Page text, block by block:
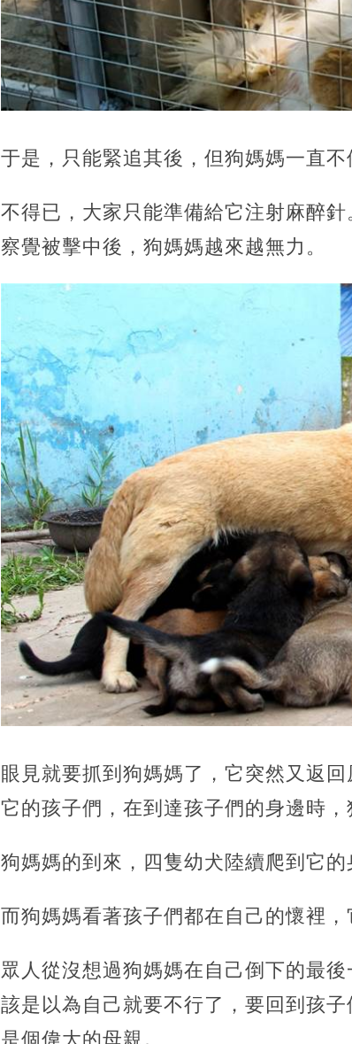
于是，只能緊追其後，但狗媽媽一直
不得已，大家只能準備給它注射麻醉
察覺被擊中後，狗媽媽越來越無力。
眼見就要抓到狗媽媽了，它突然又返
它的孩子們，在到達孩子們的身邊時，
狗媽媽的到來，四隻幼犬陸續爬到它
而狗媽媽看著孩子們都在自己的懷裡，
眾人從沒想過狗媽媽在自己倒下的最
該是以為自己就要不行了，要回到孩
是個偉大的母親。